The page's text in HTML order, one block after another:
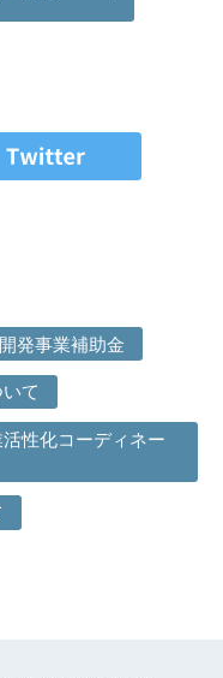
発事業補助金
て
性化コーディネー